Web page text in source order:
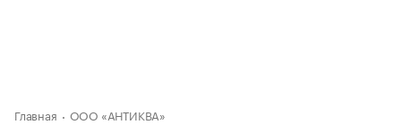
Главная ООО «АНТИКВА»